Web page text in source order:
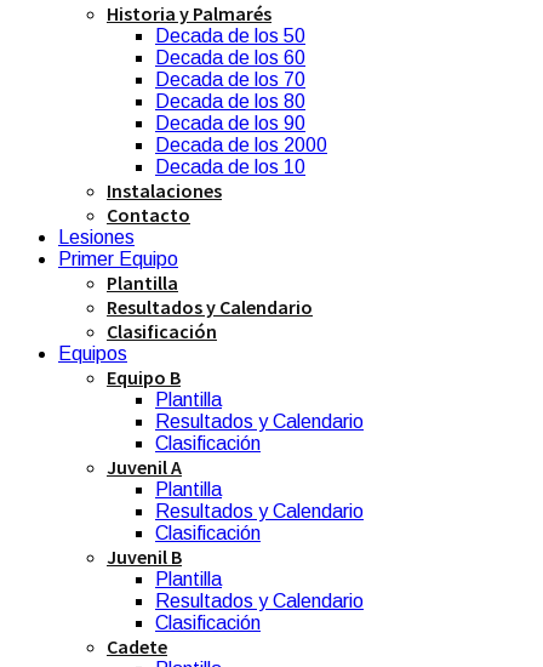
Historia y Palmarés
Decada de los 50
Decada de los 60
Decada de los 70
Decada de los 80
Decada de los 90
Decada de los 2000
Decada de los 10
Instalaciones
Contacto
Lesiones
Primer Equipo
Plantilla
Resultados y Calendario
Clasificación
Equipos
Equipo B
Plantilla
Resultados y Calendario
Clasificación
Juvenil A
Plantilla
Resultados y Calendario
Clasificación
Juvenil B
Plantilla
Resultados y Calendario
Clasificación
Cadete